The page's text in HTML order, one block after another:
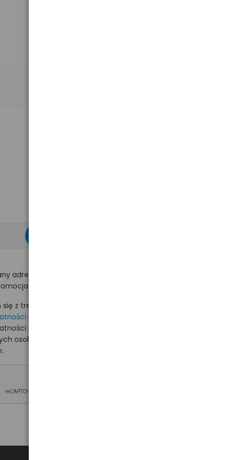
adres e-mail
na hurt.com.pl.
z treścią i akceptuję
i wyrażam zgodę
osobowych na